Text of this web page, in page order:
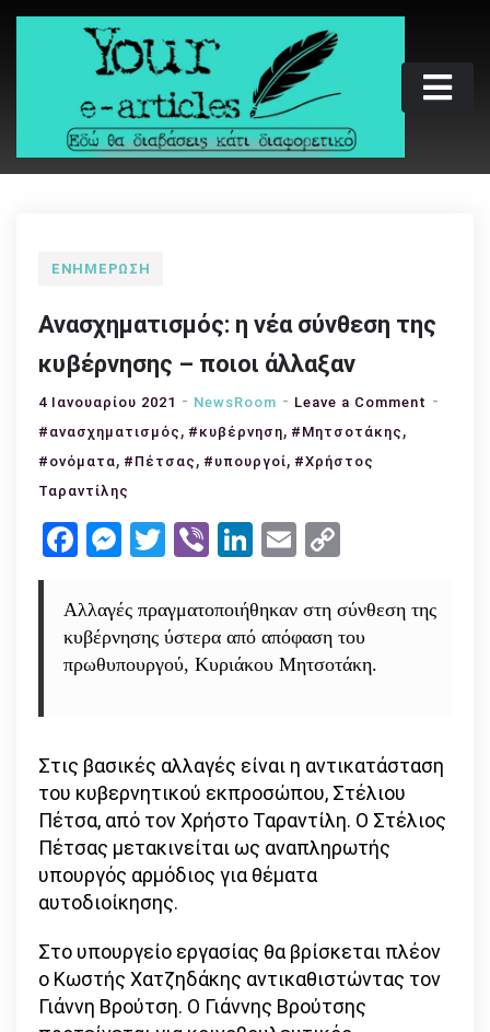
Skip
Your e-articles
Εδώ θα διαβάσεις κάτι διαφορετικό
ΕΝΗΜΈΡΩΣΗ
Ανασχηματισμός: η νέα σύνθεση της
κυβέρνησης – ποιοι άλλαξαν
4 Ιανουαρίου 2021 NewsRoom Leave a Comment on
ποιοι
#ανασχηματισμός , #κυβέρνηση, #Μητσοτάκης ,
#ονόματα, #Πέτσας , #υπουργοί, #Χρήστος
Ταραντίλης
Facebook
Messenger
Twitter
ViberLinkedIn
Email
Αλλαγές πραγματοποιήθηκαν στη σύνθεση της
κυβέρνησης ύστερα από απόφαση του
πρωθυπουργού, Κυριάκου Μητσοτάκη.
Στις βασικές αλλαγές είναι η αντικατάσταση
του κυβερνητικού εκπροσώπου, Στέλιου
Πέτσα, από τον Χρήστο Ταραντίλη. Ο Στέλιος
Πέτσας μετακινείται ως αναπληρωτής
υπουργός αρμόδιος για θέματα
αυτοδιοίκησης.
Στο υπουργείο εργασίας θα βρίσκεται πλέον
ο Κωστής Χατζηδάκης αντικαθιστώντας τον
Γιάννη Βρούτση. Ο Γιάννης Βρούτσης